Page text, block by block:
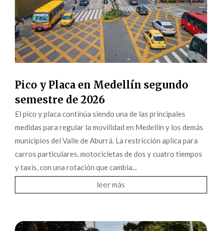
Pico y Placa en Medellín segundo
semestre de 2026
El pico y placa continúa siendo una de las principales
medidas para regular la movilidad en Medellín y los demás
municipios del Valle de Aburrá. La restricción aplica para
carros particulares, motocicletas de dos y cuatro tiempos
y taxis, con una rotación que cambia...
leer más